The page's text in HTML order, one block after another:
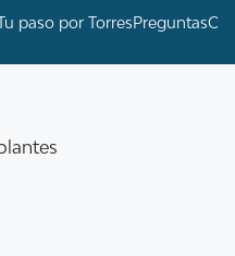
paso por TorresPreguntas